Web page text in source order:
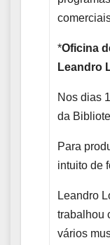
*Oficina
Leandro
Nos dias
da
Para
intuito de
Leandro
trabalhou
vários